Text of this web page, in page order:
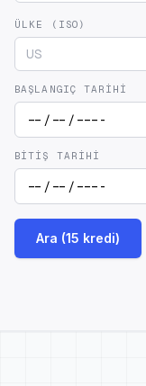
ÜLKE (ISO)
BAŞLANGIÇ TARIHI
BITIŞ TARIHI
Ara (15 kredi)